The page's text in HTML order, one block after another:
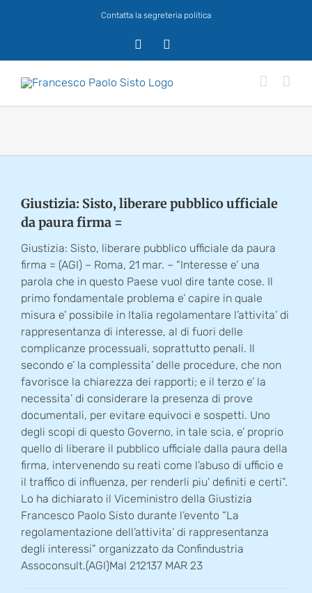
Contatta la segreteria politica
Giustizia: Sisto, liberare pubblico ufficiale
da paura firma =
Giustizia: Sisto, liberare pubblico ufficiale da paura
firma = (AGI) – Roma, 21 mar. – “Interesse e’ una
parola che in questo Paese vuol dire tante cose. Il
primo fondamentale problema e’ capire in quale
misura e’ possibile in Italia regolamentare l’attivita’ di
rappresentanza di interesse, al di fuori delle
complicanze processuali, soprattutto penali. Il
secondo e’ la complessita’ delle procedure, che non
favorisce la chiarezza dei rapporti; e il terzo e’ la
necessita’ di considerare la presenza di prove
documentali, per evitare equivoci e sospetti. Uno
degli scopi di questo Governo, in tale scia, e’ proprio
quello di liberare il pubblico ufficiale dalla paura della
firma, intervenendo su reati come l’abuso di ufficio e
il traffico di influenza, per renderli piu’ definiti e certi”.
Lo ha dichiarato il Viceministro della Giustizia
Francesco Paolo Sisto durante l’evento “La
regolamentazione dell’attivita’ di rappresentanza
degli interessi” organizzato da Confindustria
Assoconsult.(AGI)Mal 212137 MAR 23